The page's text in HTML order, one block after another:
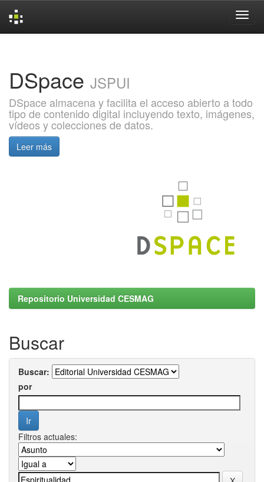
DSpace JSPUI
DSpace almacena y facilita el acceso abierto a todo
tipo de contenido digital incluyendo texto, imágenes,
vídeos y colecciones de datos.
Leer más
Repositorio Universidad CESMAG
Buscar
Buscar:
por
Filtros actuales: